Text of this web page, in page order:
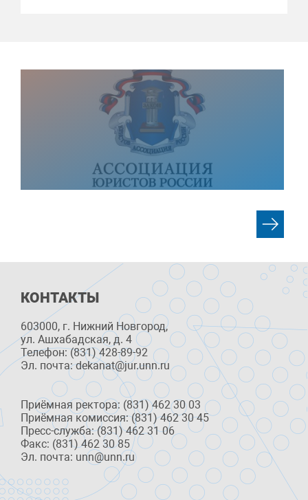
КОНТАКТЫ
603000, г. Нижний Новгород,
ул. Ашхабадская, д. 4
Телефон: (831) 428-89-92
Эл. почта: dekanat@jur.unn.ru
Приёмная ректора: (831) 462 30 03
Приёмная комиссия: (831) 462 30 45
Пресс-служба: (831) 462 31 06
Факс: (831) 462 30 85
Эл. почта: unn@unn.ru